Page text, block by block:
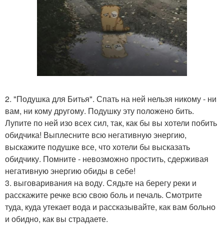
2. "Подушка для Битья". Спать на ней нельзя никому - ни
вам, ни кому другому. Подушку эту положено бить.
Лупите по ней изо всех сил, так, как бы вы хотели побить
обидчика! Выплесните всю негативную энергию,
выскажите подушке все, что хотели бы высказать
обидчику. Помните - невозможно простить, сдерживая
негативную энергию обиды в себе!
3. выговаривания на воду. Сядьте на берегу реки и
расскажите речке всю свою боль и печаль. Смотрите
туда, куда утекает вода и рассказывайте, как вам больно
и обидно, как вы страдаете.